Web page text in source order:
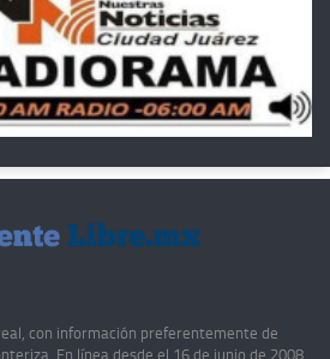
con información preferentemente de
En línea desde el 16 de junio de 2008,